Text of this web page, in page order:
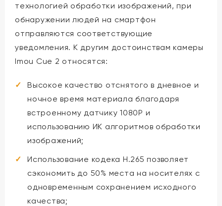
технологией обработки изображений, при
обнаружении людей на смартфон
отправляются соответствующие
уведомления. К другим достоинствам камеры
Imou Cue 2 относятся:
Высокое качество отснятого в дневное и
ночное время материала благодаря
встроенному датчику 1080Р и
использованию ИК алгоритмов обработки
изображений;
Использование кодека H.265 позволяет
сэкономить до 50% места на носителях с
одновременным сохранением исходного
качества;